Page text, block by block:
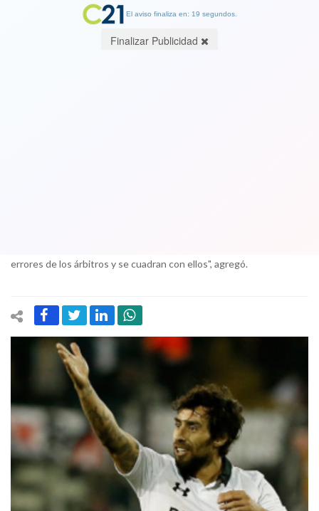
errores de los árbitros y se cuadran con ellos", agregó.
El aviso finaliza en: 19 segundos.
Finalizar Publicidad